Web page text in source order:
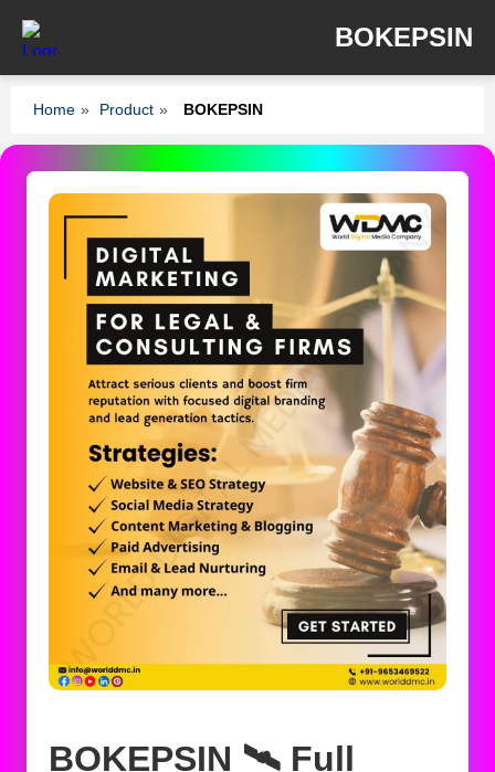
BOKEPSIN
Home » Product » BOKEPSIN
BOKEPSIN 🛰️‍ Full